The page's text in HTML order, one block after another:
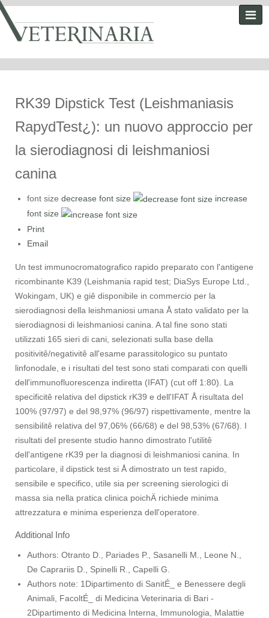
RK39 Dipstick Test (Leishmaniasis
RapydTest¿): un nuovo approccio per
la sierodiagnosi di leishmaniosi
canina
font size decrease font size
increase
font size
Print
Email
Un test immunocromatografico rapido preparato con l'antigene
ricombinante K39 (Leishmania rapid test; DiaSys Europe Ltd.,
Wokingam, UK) e giê disponibile in commercio per la
sierodiagnosi della leishmaniosi umana Å stato validato per la
sierodiagnosi di leishmaniosi canina. A tal fine sono stati
utilizzati 165 sieri di cani, selezionati sulla base della
positivitê/negativitê all'esame parassitologico su puntato
linfonodale, e i risultati del test sono stati comparati con quelli
dell'immunofluorescenza indiretta (IFAT) (cut off 1:80). La
specificitê relativa del dipstick rK39 e dell'IFAT Å risultata del
100% (97/97) e del 98,97% (96/97) rispettivamente, mentre la
sensibilitê relativa del 97,06% (66/68) e del 98,53% (67/68). I
risultati del presente studio hanno dimostrato l'utilitê
dell'antigene rK39 per la diagnosi di leishmaniosi canina. In
particolare, il dipstick test si Å dimostrato un test rapido,
sensibile e specifico, utile sia per screening sierologici di
massa sia nella pratica clinica poichÄ richiede minima
attrezzatura e minima esperienza dell'operatore.
Additional Info
Authors: Otranto D., Pariades P., Sasanelli M., Leone N.,
De Caprariis D., Spinelli R., Capelli G.
Authors note: 1Dipartimento di SanitÉ_ e Benessere degli
Animali, FacoltÉ_ di Medicina Veterinaria di Bari -
2Dipartimento di Medicina Interna, Immunologia, Malattie